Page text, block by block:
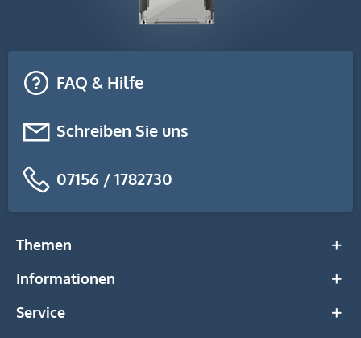
FAQ & Hilfe
Schreiben Sie uns
07156 / 1782730
Themen
Informationen
Service